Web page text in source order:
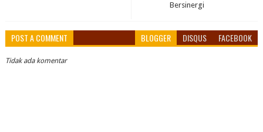
Bersinergi
POST A COMMENT BLOGGER DISQUS FACEBOOK
Tidak ada komentar